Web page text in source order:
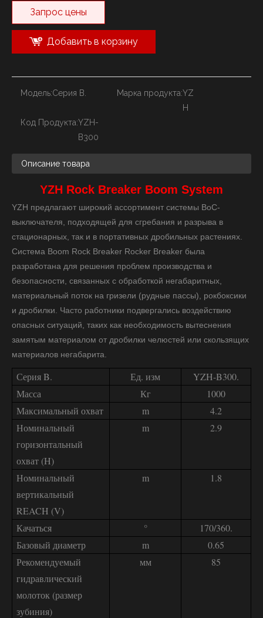
Запрос цены
Добавить в корзину
Модель:Серия B. Марка продукта:YZ
H
Код Продукта:YZH-
B300
Описание товара
YZH Rock Breaker Boom System
YZH предлагают широкий ассортимент системы BoC-
выключателя, подходящей для сгребания и разрыва в
стационарных, так и в портативных дробильных растениях.
Система Boom Rock Breaker Rocker Breaker была
разработана для решения проблем производства и
безопасности, связанных с обработкой негабаритных,
материальный поток на гризели (рудные пассы), рокбоксики
и дробилки. Часто работники подвергались воздействию
опасных ситуаций, таких как необходимость вытеснения
замятым материалом от дробилки челюстей или скользящих
материалов негабарита.
Серия B. Ед. изм
YZH-B300.
Масса
Кг
1000
Максимальный охват
m
4.2
Номинальный
горизонтальный
охват (H)
m 2.9
Номинальный
вертикальный
REACH (V)
m 1.8
Качаться °
170/360.
Базовый диаметр
m
0.65
Рекомендуемый
гидравлический
молоток (размер
зубиния)
мм 85